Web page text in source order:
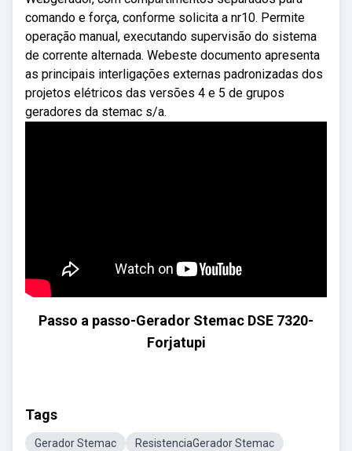
comando e força, conforme solicita a nr10. Permite
operação manual, executando supervisão do sistema
de corrente alternada. Webeste documento apresenta
as principais interligações externas padronizadas dos
projetos elétricos das versões 4 e 5 de grupos
geradores da stemac s/a.
Passo a passo-Gerador Stemac DSE 7320-
Forjatupi
Tags
Gerador Stemac
ResistenciaGerador Stemac